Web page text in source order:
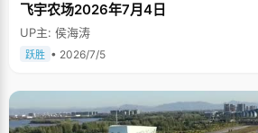
飞宇农场2026年7月4日
UP主: 侯海涛
跃胜 • 2026/7/5